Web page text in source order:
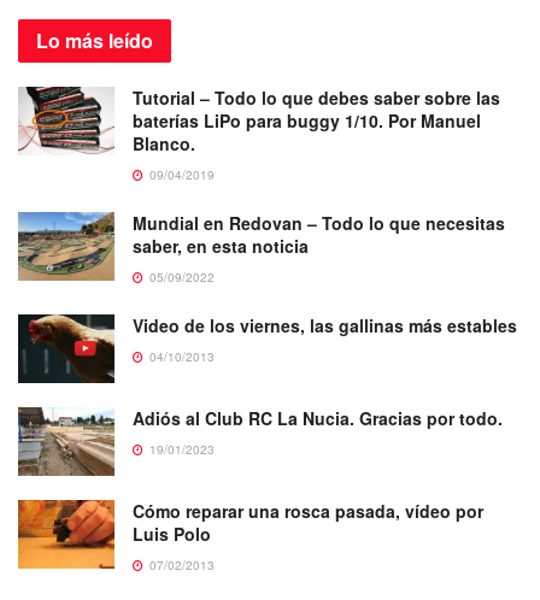
Lo más leído
Tutorial – Todo lo que debes saber sobre las
baterías LiPo para buggy 1/10. Por Manuel
Blanco.
09/04/2019
Mundial en Redovan – Todo lo que necesitas
saber, en esta noticia
05/09/2022
Video de los viernes, las gallinas más estables
04/10/2013
Adiós al Club RC La Nucia. Gracias por todo.
19/01/2023
Cómo reparar una rosca pasada, vídeo por
Luis Polo
07/02/2013